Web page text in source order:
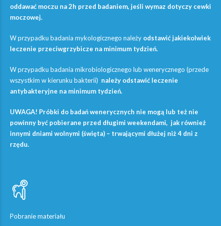
oddawać moczu na 2h przed badaniem, jeśli wymaz dotyczy cewki
moczowej.
W przypadku badania mykologicznego należy odstawić jakiekolwiek
leczenie przeciwgrzybicze na minimum tydzień.
W przypadku badania mikrobiologicznego lub wenerycznego (przede
wszystkim w kierunku bakterii) należy odstawić leczenie
antybakteryjne na minimum tydzień.
UWAGA! Próbki do badań wenerycznych nie mogą lub też nie
powinny być pobierane przed długimi weekendami, jak również
innymi dniami wolnymi (święta) – trwającymi dłużej niż 4 dni z
rzędu.
Pobranie materiału